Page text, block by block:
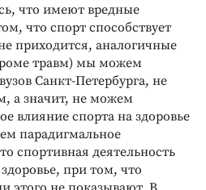
что имеют вредные
что спорт способствует
приходится, аналогичные
травм) мы можем
Санкт-Петербурга, не
а значит, не можем
влияние спорта на здоровье
парадигмальное
спортивная деятельность
при том, что